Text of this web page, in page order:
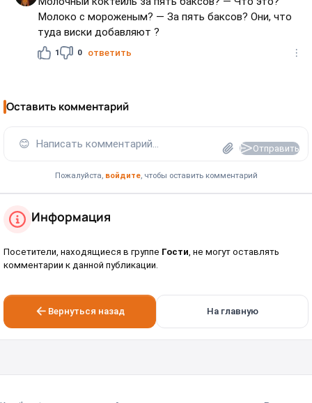
Молоко с мороженым? — За пять баксов? Они, что
туда виски добавляют ?
1 0 ответить
Оставить комментарий
😊 Написать комментарий... Отправить
Пожалуйста, войдите, чтобы оставить комментарий
Информация
Посетители, находящиеся в группе Гости , не могут оставлять
комментарии к данной публикации.
Вернуться назад На главную